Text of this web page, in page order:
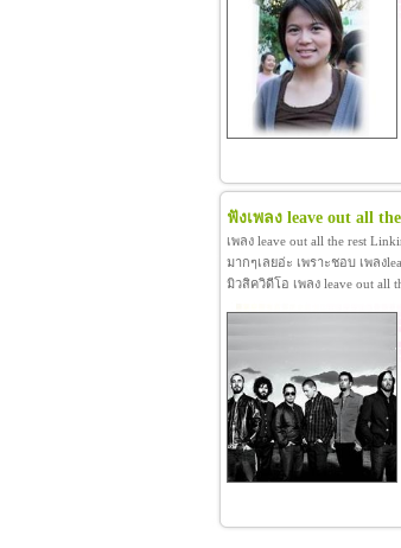
ฟังเพลง leave out all
เพลง leave out all the rest
มากๆเลยอ่ะ เพราะชอบ เพลง
มิวสิควิดีโอ เพลง leave out all